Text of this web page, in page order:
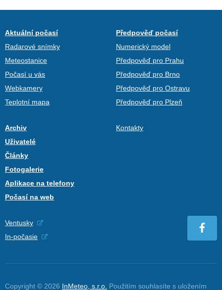
Aktuální počasí
Radarové snímky
Meteostanice
Počasí u vás
Webkamery
Teplotní mapa
Předpověď počasí
Numerický model
Předpověď pro Prahu
Předpověď pro Brno
Předpověď pro Ostravu
Předpověď pro Plzeň
Archiv
Uživatelé
Články
Fotogalerie
Aplikace na telefony
Počasí na web
Kontakty
Ventusky
In-počasie
Copyright © 2026 InMeteo, s.r.o. Použitím souhlasíte s uložením